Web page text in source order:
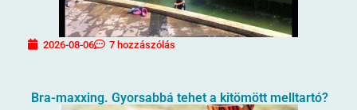
2026-08-06 7 hozzászólás
Bra-maxxing. Gyorsabbá tehet a kitömött melltartó?